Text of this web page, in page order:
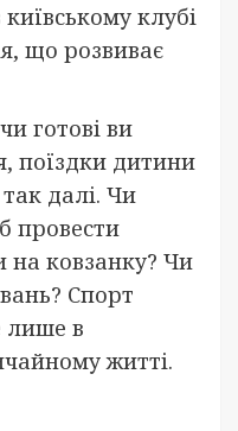
київському клубі
що розвиває
готові ви
поїздки дитини
далі. Чи
провести
на ковзанку? Чи
Спорт
лише в
житті.